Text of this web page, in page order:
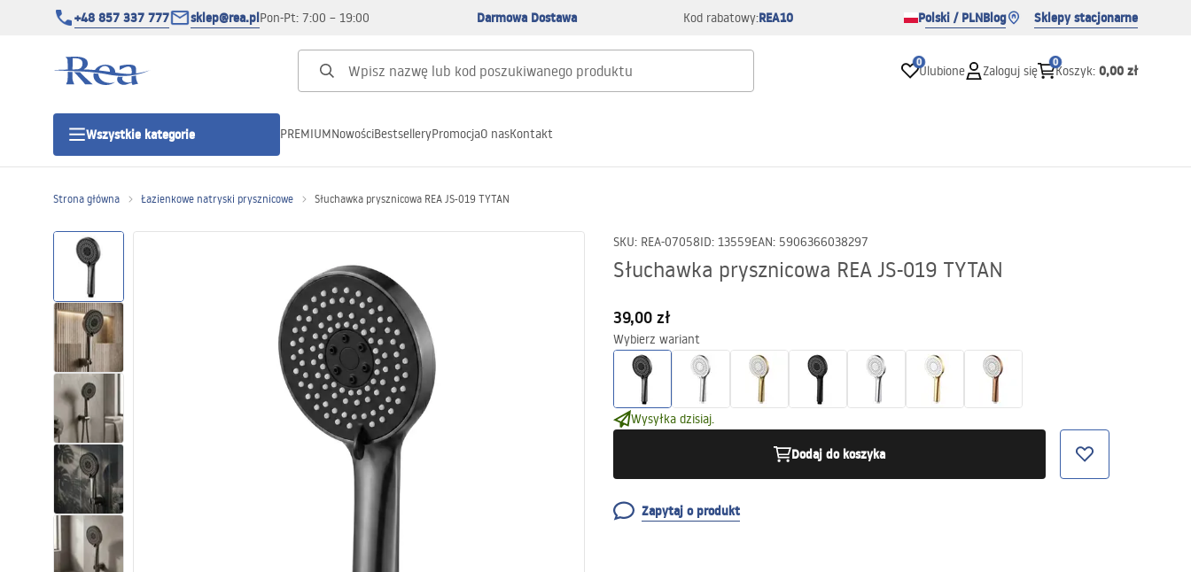
+48 857 337 777 sklep@rea.plPon-Pt: 7:00 – 19:00 Darmowa Dostawa Kod rabatowy:REA10 Polski / PLNBlog Sklepy stacjonarne
0
Ulubione Zaloguj się
0
Koszyk: 0,00 zł
Wszystkie kategorie
Kategorie produktowe
Kabiny prysznicowe
Brodziki prysznicowe
Toalety, ubikacje
Umywalki
Wanny i parawany
PREMIUMNowościBestselleryPromocjaO nasKontakt
Strona główna Łazienkowe natryski prysznicowe Słuchawka prysznicowa REA JS-019 TYTAN
SKU: REA-07058ID: 13559EAN: 5906366038297
Słuchawka prysznicowa REA JS-019 TYTAN
39,00 zł
Wybierz wariant
Wysyłka dzisiaj.
Dodaj do koszyka
Zapytaj o produkt